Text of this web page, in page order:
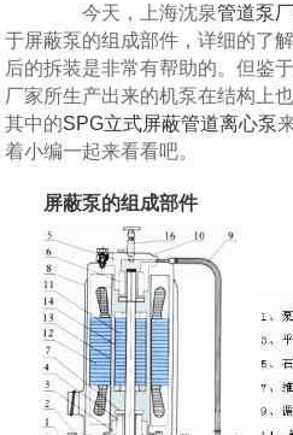
今天，上海沈泉管道泵
于屏蔽泵的组成部件，详细的了
后的拆装是非常有帮助的。但鉴
厂家所生产出来的机泵在结构上
其中的SPG立式屏蔽管道离心泵
着小编一起来看看吧。
屏蔽泵的组成部件